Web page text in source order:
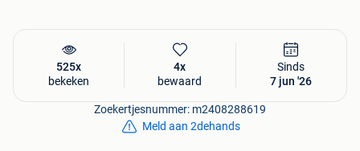
525x
bekeken
4x
bewaard
Sinds
7 jun '26
Zoekertjesnummer: m2408288619
Meld aan 2dehands